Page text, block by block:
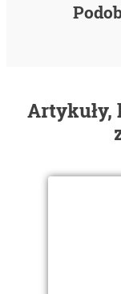
Artykuły,